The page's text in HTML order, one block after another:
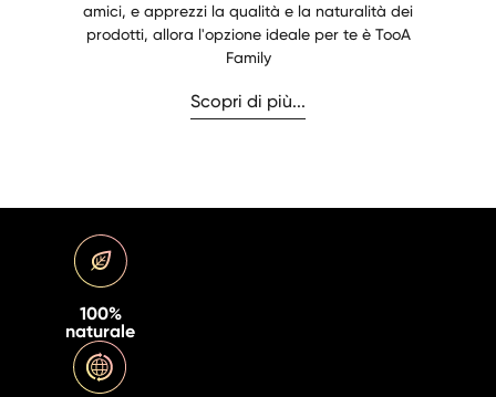
amici, e apprezzi la qualità e la naturalità dei
prodotti, allora l'opzione ideale per te è TooA
Family
Scopri di più...
100%
naturale